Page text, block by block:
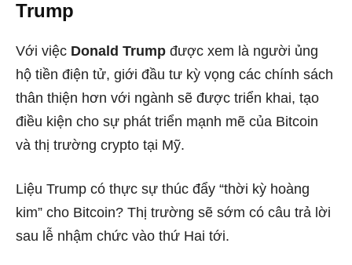
Trump
Với việc Donald Trump được xem là người ủng
hộ tiền điện tử, giới đầu tư kỳ vọng các chính sách
thân thiện hơn với ngành sẽ được triển khai, tạo
điều kiện cho sự phát triển mạnh mẽ của Bitcoin
và thị trường crypto tại Mỹ.
Liệu Trump có thực sự thúc đẩy “thời kỳ hoàng
kim” cho Bitcoin? Thị trường sẽ sớm có câu trả lời
sau lễ nhậm chức vào thứ Hai tới.